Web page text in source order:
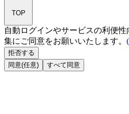
TOP
自動ログインやサービスの利便
集にご同意をお願いいたします。
拒否する
同意(任意)
すべて同意